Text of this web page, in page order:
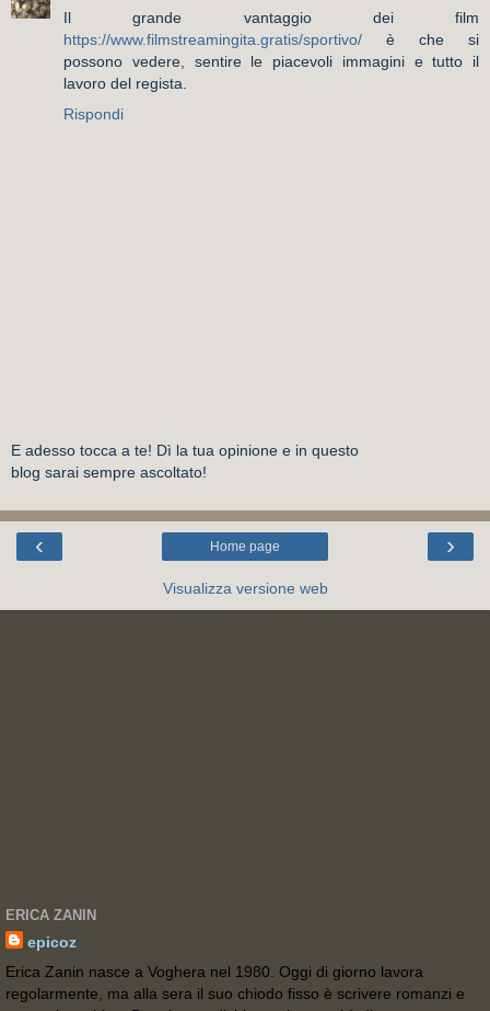
Il grande vantaggio dei film
https://www.filmstreamingita.gratis/sportivo/ è che si
possono vedere, sentire le piacevoli immagini e tutto il
lavoro del regista.
Rispondi
E adesso tocca a te! Dì la tua opinione e in questo
blog sarai sempre ascoltato!
‹ ›
Home page
Visualizza versione web
ERICA ZANIN
epicoz
Erica Zanin nasce a Voghera nel 1980. Oggi di giorno lavora
regolarmente, ma alla sera il suo chiodo fisso è scrivere romanzi e